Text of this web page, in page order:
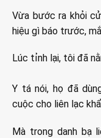
Vừa bước ra khỏi
hiệu gì báo trước,
Lúc tỉnh lại, tôi đã
Y tá nói, họ đã
cuộc cho liên lạc
Mà trong danh bạ